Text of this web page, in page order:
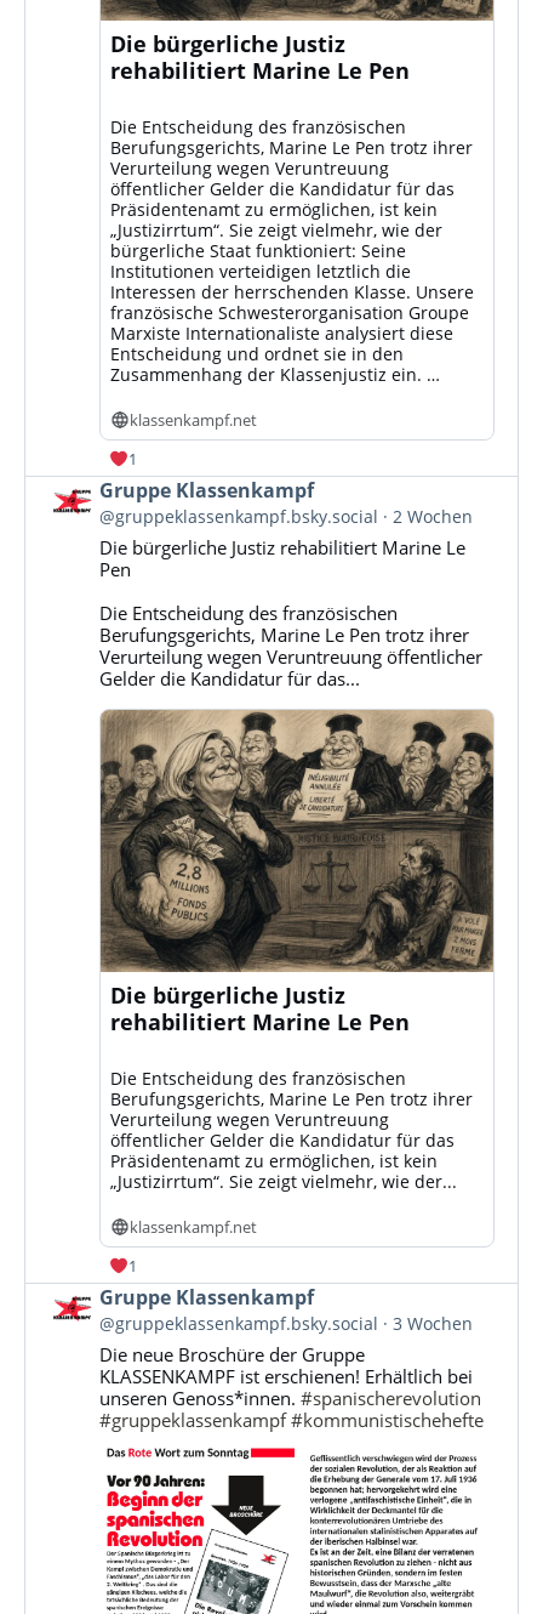
Die bürgerliche Justiz
rehabilitiert Marine Le Pen
Die Entscheidung des französischen
Berufungsgerichts, Marine Le Pen trotz ihrer
Verurteilung wegen Veruntreuung
öffentlicher Gelder die Kandidatur für das
Präsidentenamt zu ermöglichen, ist kein
„Justizirrtum“. Sie zeigt vielmehr, wie der
bürgerliche Staat funktioniert: Seine
Institutionen verteidigen letztlich die
Interessen der herrschenden Klasse. Unsere
französische Schwesterorganisation Groupe
Marxiste Internationaliste analysiert diese
Entscheidung und ordnet sie in den
Zusammenhang der Klassenjustiz ein. …
klassenkampf.net
1
Beitrag
von
Gruppe
Klassenkampf
Bluesky
ansehen
Gruppe Klassenkampf
@gruppeklassenkampf.bsky.social 2 Wochen
Die bürgerliche Justiz rehabilitiert Marine Le
Pen
Die Entscheidung des französischen
Berufungsgerichts, Marine Le Pen trotz ihrer
Verurteilung wegen Veruntreuung öffentlicher
Gelder die Kandidatur für das...
Die bürgerliche Justiz
rehabilitiert Marine Le Pen
Die Entscheidung des französischen
Berufungsgerichts, Marine Le Pen trotz ihrer
Verurteilung wegen Veruntreuung
öffentlicher Gelder die Kandidatur für das
Präsidentenamt zu ermöglichen, ist kein
„Justizirrtum“. Sie zeigt vielmehr, wie der...
klassenkampf.net
1
Beitrag
von
Gruppe
Klassenkampf
Bluesky
ansehen
Gruppe Klassenkampf
@gruppeklassenkampf.bsky.social 3 Wochen
Die neue Broschüre der Gruppe
KLASSENKAMPF ist erschienen! Erhältlich bei
unseren Genoss*innen.#spanischerevolution
#gruppeklassenkampf #kommunistischehefte